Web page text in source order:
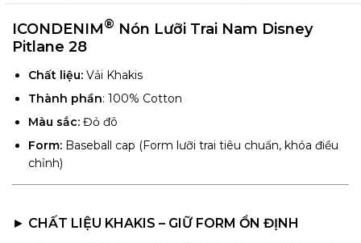
ICONDENIM® Nón Lưỡi Trai Nam Disney
Pitlane 28
Chất liệu: Vải Khakis
Thành phần: 100% Cotton
Màu sắc: Đỏ đô
Form: Baseball cap (Form lưỡi trai tiêu chuẩn, khóa điều
chỉnh)
► CHẤT LIỆU KHAKIS – GIỮ FORM ỔN ĐỊNH